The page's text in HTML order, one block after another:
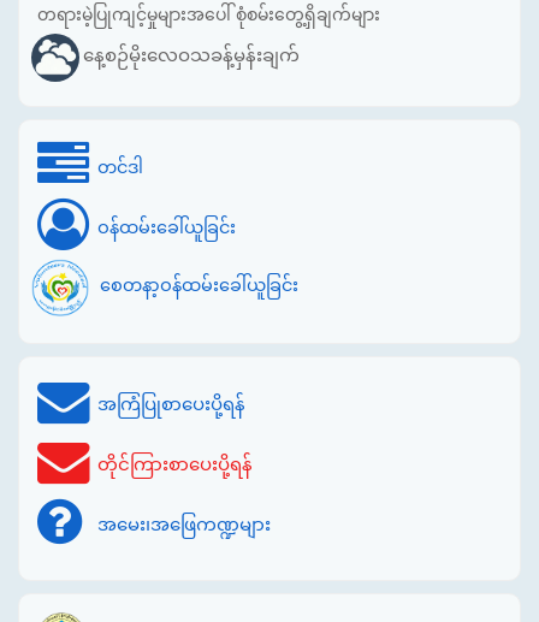
တရားမဲ့ပြုကျင့်မှုများအပေါ် စုံစမ်းတွေ့ရှိချက်များ
နေ့စဉ်မိုးလေဝသခန့်မှန်းချက်
တင်ဒါ
ဝန်ထမ်းခေါ်ယူခြင်း
စေတနာ့ဝန်ထမ်းခေါ်ယူခြင်း
အကြံပြုစာပေးပို့ရန်
တိုင်ကြားစာပေးပို့ရန်
အမေး၊အဖြေကဏ္ဍများ